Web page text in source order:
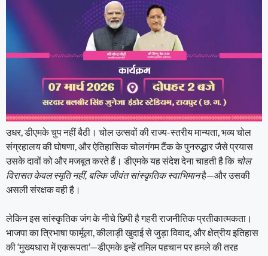
उधर, डीएमके चुप नहीं बैठी। चोल उत्सवों की राज्य-स्तरीय मान्यता, भव्य चोल
संग्रहालय की घोषणा, और ऐतिहासिक चोलगंगम टैंक के पुनरुद्धार जैसे प्रयास
उसके दावों को और मजबूत करते हैं। डीएमके यह संदेश देना चाहती है कि चोल
विरासत केवल स्मृति नहीं, बल्कि जीवंत सांस्कृतिक स्वाभिमानहै—और उसकी
असली संरक्षक वही है।
लेकिन इस सांस्कृतिक जंग के नीचे छिपी है गहरी राजनीतिक प्रतीकात्मकता।
भाजपा का त्रिभाषा फार्मूला, कीलाड़ी खुदाई से जुड़ा विवाद, और क्षेत्रीय इतिहास
की ‘मुख्यधारा में एकरूपता’—डीएमके इन्हें तमिल पहचान पर हमले की तरह